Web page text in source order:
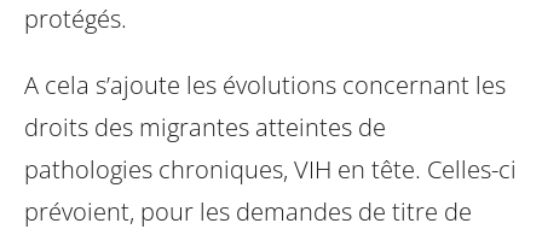
protégés.
A cela s’ajoute les évolutions concernant les
droits des migrantes atteintes de
pathologies chroniques, VIH en tête. Celles-ci
prévoient, pour les demandes de titre de